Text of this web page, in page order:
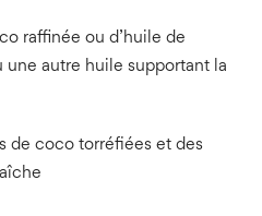
raffinée ou d’huile de
autre huile supportant la
de coco torréfiées et des